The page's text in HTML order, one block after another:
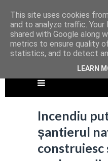
Incendiu
șantierul
construiesc
This site uses cookies
and to analyze traffic.
shared with Google along
metrics to ensure quality
statistics, and to detect
LEARN